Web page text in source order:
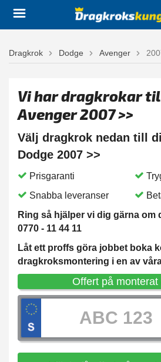
Dragkrok Dodge Avenger
Vi har dragkrokar
Avenger 2007 >>
Välj dragkrok nedan till
Dodge 2007 >>
Prisgaranti
Snabba leveranser
Ring så hjälper vi dig gärna om
0770 - 11 44 11
Låt ett proffs göra jobbet boka
dragkroksmontering i en av
Offert på monterat